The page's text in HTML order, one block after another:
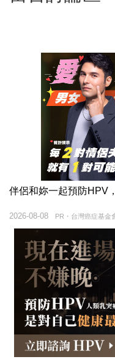
伴侶和妳一起預防HPV
PR・台灣癌症基金
2026-08-08